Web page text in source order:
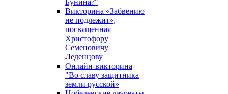
Бунина?"
Викторина «Забвению
не подлежит»,
посвященная
Христофору
Семеновичу
Леденцову
Онлайн-викторина
"Во славу защитника
земли русской»